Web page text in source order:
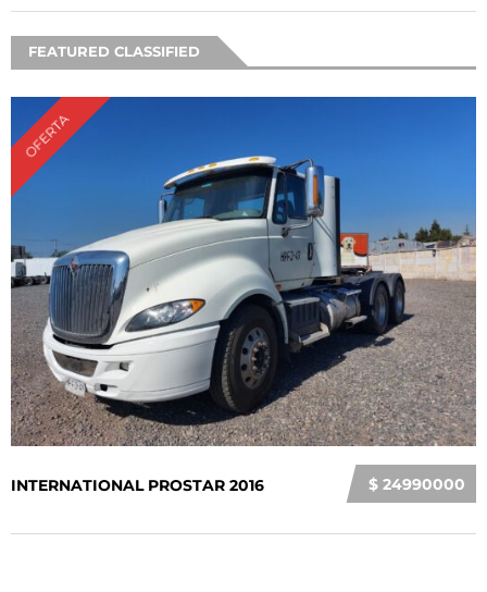
FEATURED CLASSIFIED
OFERTA
$ 24990000
INTERNATIONAL PROSTAR 2016